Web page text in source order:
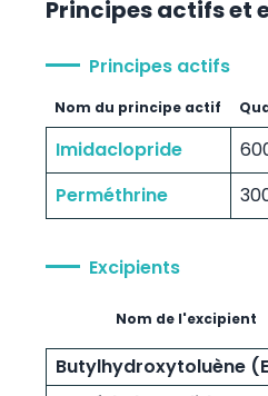
Principes actifs et
Principes actifs
Nom du principe actif
Imidaclopride
Perméthrine
Excipients
Nom de l'excipient
Butylhydroxytoluène